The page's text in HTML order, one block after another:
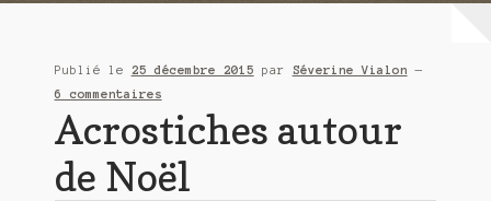
Au nom de la justice
Boutique
Publié le 25 décembre 2015 par Séverine Vialon
—
6 commentaires
Acrostiches autour
de Noël